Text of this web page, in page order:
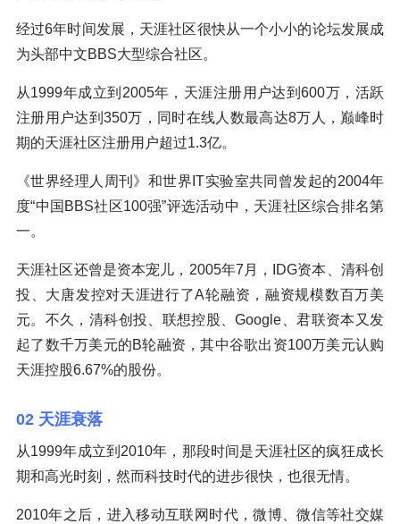
经过6年时间发展，天涯社区很快从一个小小的论坛发展成
为头部中文BBS大型综合社区。
从1999年成立到2005年，天涯注册用户达到600万，活跃
注册用户达到350万，同时在线人数最高达8万人，巅峰时
期的天涯社区注册用户超过1.3亿。
《世界经理人周刊》和世界IT实验室共同曾发起的2004年
度“中国BBS社区100强”评选活动中，天涯社区综合排名第
一。
天涯社区还曾是资本宠儿，2005年7月，IDG资本、清科创
投、大唐发控对天涯进行了A轮融资，融资规模数百万美
元。不久，清科创投、联想控股、Google、君联资本又发
起了数千万美元的B轮融资，其中谷歌出资100万美元认购
天涯控股6.67%的股份。
02 天涯衰落
从1999年成立到2010年，那段时间是天涯社区的疯狂成长
期和高光时刻，然而科技时代的进步很快，也很无情。
2010年之后，进入移动互联网时代，微博、微信等社交媒